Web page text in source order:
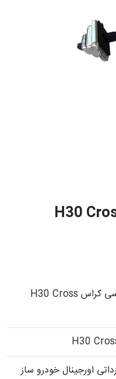
این محصول مناسب اچ سی کراس H30 Cross
اورجینال خودرو ساز